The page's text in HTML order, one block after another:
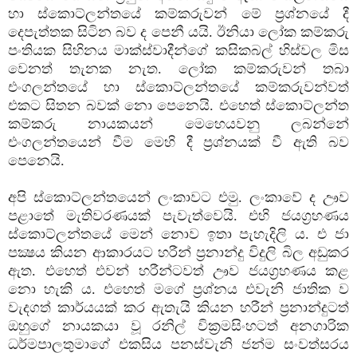
හා ස්කොට්ලන්තයේ කම්කරුවන් මේ ප්‍රශ්නයේ දී
දෙපැත්තක සිටින බව ද පෙනී යයි. ඊනියා ලෝක කම්කරු
පංතියක සිහිනය මාක්ස්වාදීන්ගේ කසිකබල් හිස්වල මිස
වෙනත් තැනක නැත. ලෝක කම්කරුවන් තබා
එංගලන්තයේ හා ස්කොට්ලන්තයේ කම්කරුවන්වත්
එකට සිතන බවක් නො පෙනෙයි. එහෙත් ස්කොට්ලන්ත
කම්කරු නායකයන් මෙහෙයවනු ලබන්නේ
එංගලන්තයෙන් වීම මෙහි දී ප්‍රශ්නයක් වී ඇති බව
පෙනෙයි.
අපි ස්කොට්ලන්තයෙන් ලංකාවට එමු. ලංකාවේ ද ඌව
පළාතේ මැතිවරණයක් පැවැත්වෙයි. එහි ජයග්‍රහණය
ස්කොට්ලන්තයේ මෙන් නොව ඉතා පැහැදිලි ය. එ ජා
පක්‍ෂය කියන ආකාරයට හරීන් ප්‍රනාන්දු විදුලි බිල අඩුකර
ඇත. එහෙත් එවන් හරීන්ටවත් ඌව ජයග්‍රහණය කළ
නො හැකි ය. එහෙත් මගේ ප්‍රශ්නය එවැනි ජාතික ව
වැදගත් කාර්යයක් කර ඇතැයි කියන හරීන් ප්‍රනාන්දුටත්
ඔහුගේ නායකයා වූ රනිල් වික්‍රමසිංහටත් අනගාරික
ධර්මපාලතුමාගේ එකසිය පනස්වැනි ජන්ම සංවත්සරය